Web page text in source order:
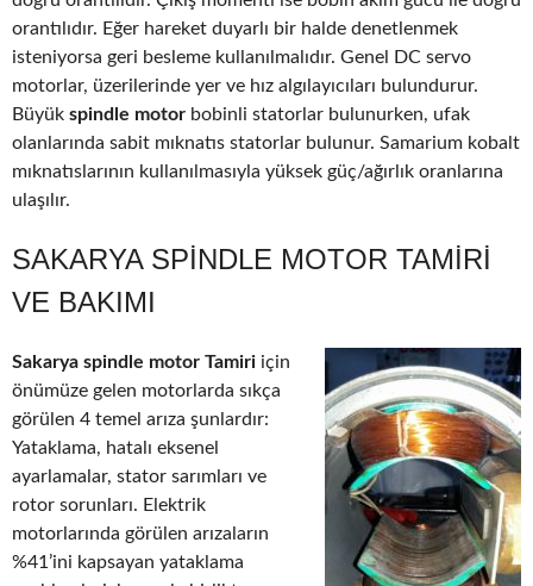
orantılıdır. Eğer hareket duyarlı bir halde denetlenmek
isteniyorsa geri besleme kullanılmalıdır. Genel DC servo
motorlar, üzerilerinde yer ve hız algılayıcıları bulundurur.
Büyük spindle motor bobinli statorlar bulunurken, ufak
olanlarında sabit mıknatıs statorlar bulunur. Samarium kobalt
mıknatıslarının kullanılmasıyla yüksek güç/ağırlık oranlarına
ulaşılır.
SAKARYA SPINDLE MOTOR TAMIRI
VE BAKIMI
Sakarya spindle motor Tamiri için
önümüze gelen motorlarda sıkça
görülen 4 temel arıza şunlardır:
Yataklama, hatalı eksenel
ayarlamalar, stator sarımları ve
rotor sorunları. Elektrik
motorlarında görülen arızaların
%41’ini kapsayan yataklama